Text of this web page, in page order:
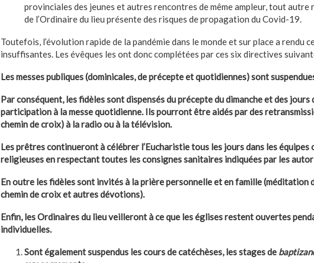
provinciales des jeunes et autres rencontres de même ampleur, tout autre
de l’Ordinaire du lieu présente des risques de propagation du Covid-19.
Toutefois, l’évolution rapide de la pandémie dans le monde et sur place a rendu
insuffisantes. Les évêques les ont donc complétées par ces six directives
Les messes publiques (dominicales, de précepte et quotidiennes) sont
Par conséquent, les fidèles sont dispensés du précepte du dimanche et des jours
participation à la messe quotidienne. Ils pourront être aidés par des
chemin de croix) à la radio ou à la télévision.
Les prêtres continueront à célébrer l’Eucharistie tous les jours dans les équipes
religieuses en respectant toutes les consignes sanitaires indiquées par les
En outre les fidèles sont invités à la prière personnelle et en famille (méditation
chemin de croix et autres dévotions).
Enfin, les Ordinaires du lieu veilleront à ce que les églises restent ouvertes
individuelles.
Sont également suspendus les cours de catéchèses, les stages de